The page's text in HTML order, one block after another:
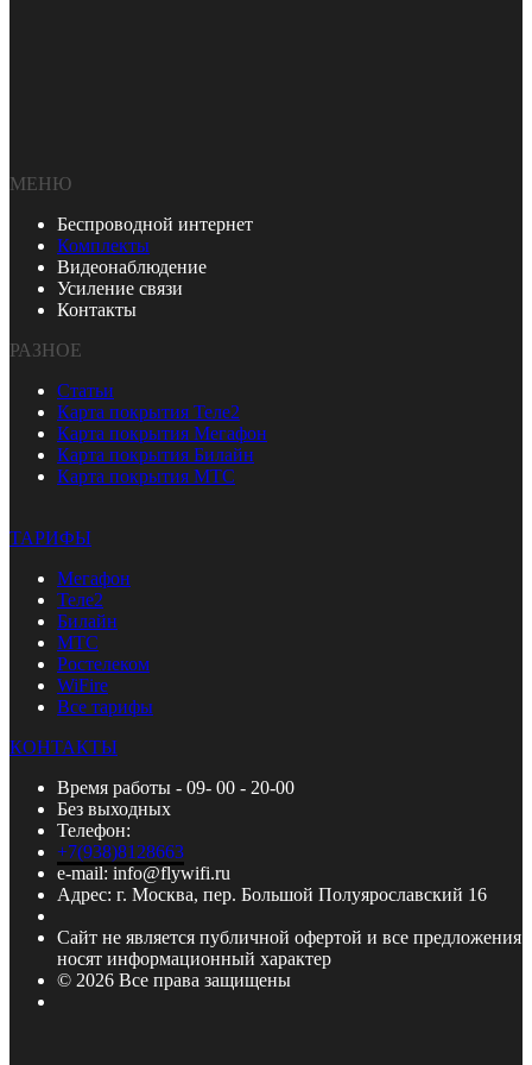
МЕНЮ
Беспроводной интернет
Комплекты
Видеонаблюдение
Усиление связи
Контакты
РАЗНОЕ
Статьи
Карта покрытия Теле2
Карта покрытия Мегафон
Карта покрытия Билайн
Карта покрытия МТС
ТАРИФЫ
Мегафон
Теле2
Билайн
МТС
Ростелеком
WiFire
Все тарифы
КОНТАКТЫ
Время работы - 09- 00 - 20-00
Без выходных
Телефон:
+7(938)8128663
e-mail: info@flywifi.ru
Адрес: г. Москва, пер. Большой Полуярославский 16
Сайт не является публичной офертой и все предложения
носят информационный характер
© 2026 Все права защищены